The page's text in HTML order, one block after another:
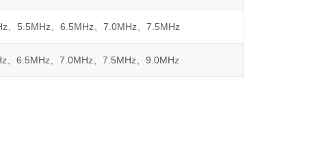
、5.5MHz、6.5MHz、7.0MHz、7.5MHz
、6.5MHz、7.0MHz、7.5MHz、9.0MHz